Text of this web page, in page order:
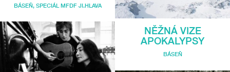
BÁSEŇ, SPECIÁL MFDF JI.HLAVA
NĚŽNÁ VIZE
APOKALYPSY
BÁSEŇ